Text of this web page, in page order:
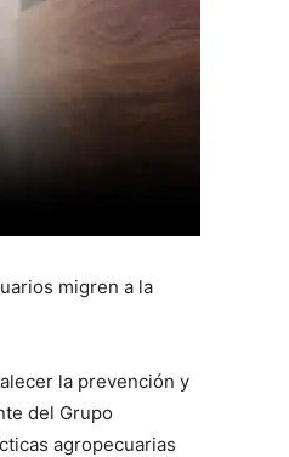
migren a la
la prevención y
del Grupo
agropecuarias